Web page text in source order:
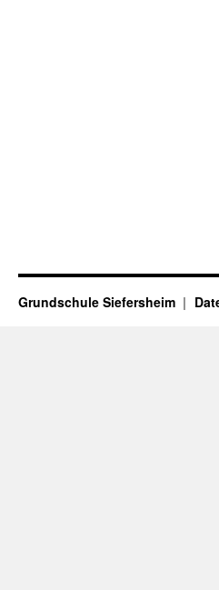
Grundschule Siefersheim